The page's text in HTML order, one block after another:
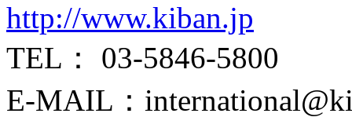
http://www.kiban.jp
TEL： 03-5846-5800
E-MAIL：